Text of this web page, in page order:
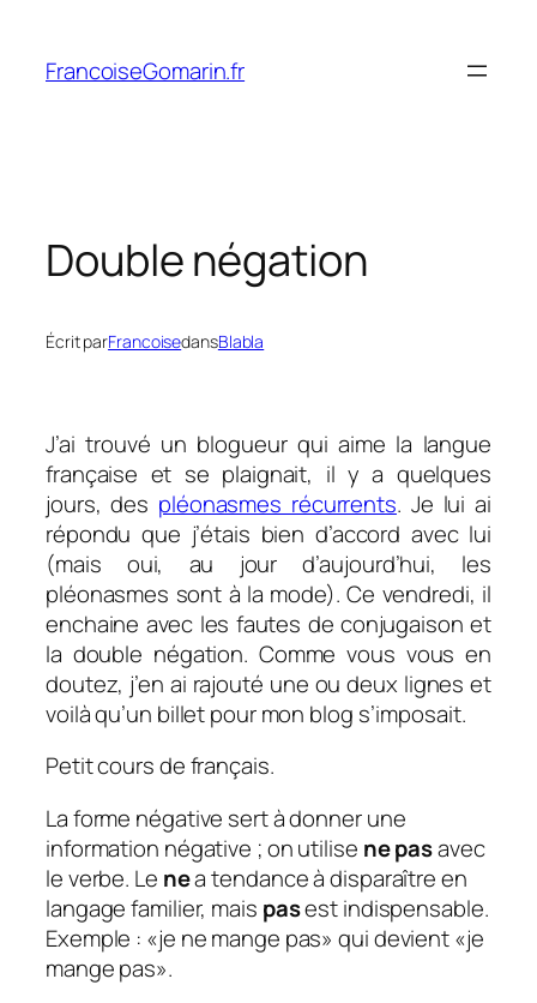
contenu
FrancoiseGomarin.fr
Double négation
Écrit parFrancoisedansBlabla
J’ai trouvé un blogueur qui aime la langue
française et se plaignait, il y a quelques
jours, des pléonasmes récurrents. Je lui ai
répondu que j’étais bien d’accord avec lui
(mais oui, au jour d’aujourd’hui, les
pléonasmes sont à la mode). Ce vendredi, il
enchaine avec les fautes de conjugaison et
la double négation. Comme vous vous en
doutez, j’en ai rajouté une ou deux lignes et
voilà qu’un billet pour mon blog s’imposait.
Petit cours de français.
La forme négative sert à donner une
information négative ; on utilise ne pasavec
le verbe. Le nea tendance à disparaître en
langage familier, mais pasest indispensable.
Exemple : «je ne mange pas» qui devient «je
mange pas».